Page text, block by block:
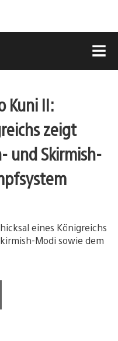
Kuni II:
zeigt
und Skirmish-